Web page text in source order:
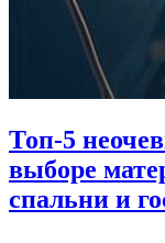
Топ-5
выборе
спальни и